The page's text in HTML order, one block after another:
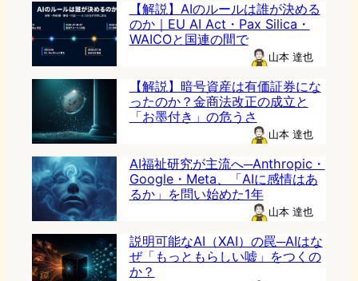
【解説】AIのルールは誰が決める
のか｜EU AI Act・Pax Silica・
WAICOと国連の間で
山本 達也
【解説】暗号資産は有価証券にな
ったのか？金商法改正の成立と
「お墨付き」の危うさ
山本 達也
AI福祉研究が主流へ─Anthropic・
Google・Meta、「AIに感情はあ
るか」を問い始めた1年
山本 達也
説明可能なAI（XAI）の罠─AIはな
ぜ「もっともらしい嘘」をつくの
か？